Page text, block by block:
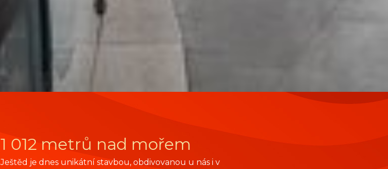
1 012 metrů nad mořem
Ještěd je dnes unikátní stavbou, obdivovanou u nás i v